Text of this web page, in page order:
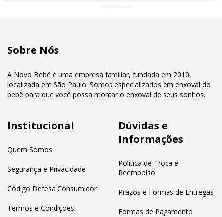
Sobre Nós
A Novo Bebê é uma empresa familiar, fundada em 2010,
localizada em São Paulo. Somos especializados em enxoval do
bebê para que você possa montar o enxoval de seus sonhos.
Institucional
Quem Somos
Segurança e Privacidade
Código Defesa Consumidor
Termos e Condições
Dúvidas e
Informações
Política de Troca e
Reembolso
Prazos e Formas de Entregas
Formas de Pagamento